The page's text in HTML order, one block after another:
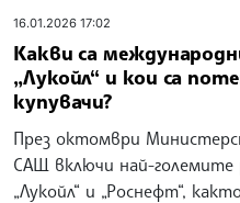
16.01.2026 17:02
Какви са
„Лукойл“ и кои са
купувачи?
През октомври
САЩ включи най-големите
„Лукойл“ и „Роснефт“,